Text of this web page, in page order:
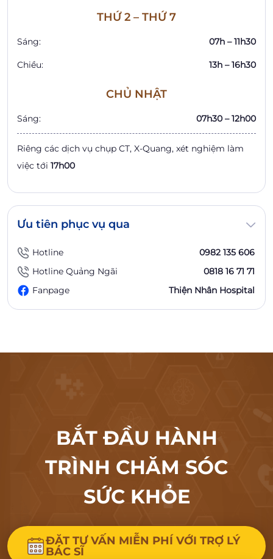
THỨ 2 – THỨ 7
Sáng: 07h – 11h30
Chiều: 13h – 16h30
CHỦ NHẬT
Sáng: 07h30 – 12h00
Riêng các dịch vụ chụp CT, X-Quang, xét nghiệm làm
việc tới 17h00
Ưu tiên phục vụ qua
Hotline
0982 135 606
Hotline Quảng Ngãi
0818 16 71 71
Fanpage
Thiện Nhân Hospital
BẮT ĐẦU HÀNH
TRÌNH CHĂM SÓC
SỨC KHỎE
ĐẶT TƯ VẤN MIỄN PHÍ VỚI TRỢ LÝ
BÁC SĨ